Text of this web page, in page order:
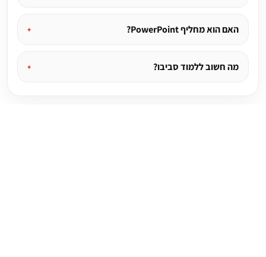
האם הוא מחליף PowerPoint?
מה חשוב ללמוד סביבו?